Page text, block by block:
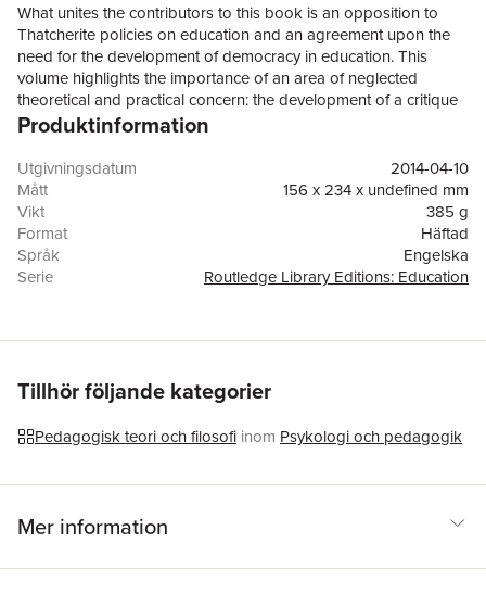
What unites the contributors to this book is an opposition to
Thatcherite policies on education and an agreement upon the
need for the development of democracy in education. This
volume highlights the importance of an area of neglected
theoretical and practical concern: the development of a critique
of the philosophy and policies of the new Right, and of credible
Produktinformation
Utgivningsdatum
2014-04-10
Mått
156 x 234 x undefined mm
Vikt
385 g
Format
Häftad
Språk
Engelska
Serie
Routledge Library Editions: Education
ISBN
9780415752800
Tillhör följande kategorier
Pedagogisk teori och filosofi inom Psykologi och pedagogik
Mer information